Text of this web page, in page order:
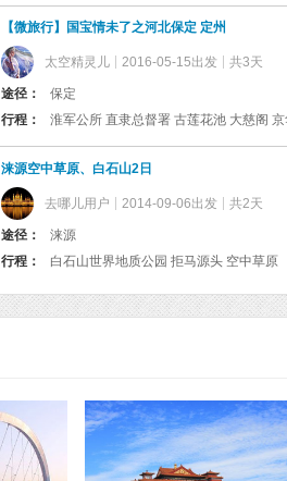
【微旅行】国宝情未了之河北保定 定州
太空精灵儿 2016-05-15出发 共3天
途径：
保定
行程：
淮军公所 直隶总督署 古莲花池 大慈阁
涞源空中草原、白石山2日
去哪儿用户 2014-09-06出发 共2天
途径：
涞源
行程：
白石山世界地质公园 拒马源头 空中草原